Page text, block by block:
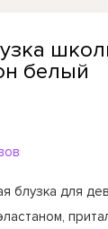
белый
блузка для